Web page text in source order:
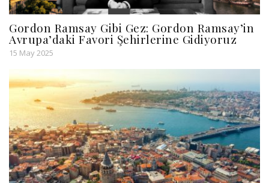
Gordon Ramsay Gibi Gez: Gordon Ramsay’in
Avrupa’daki Favori Şehirlerine Gidiyoruz
15 May 2025